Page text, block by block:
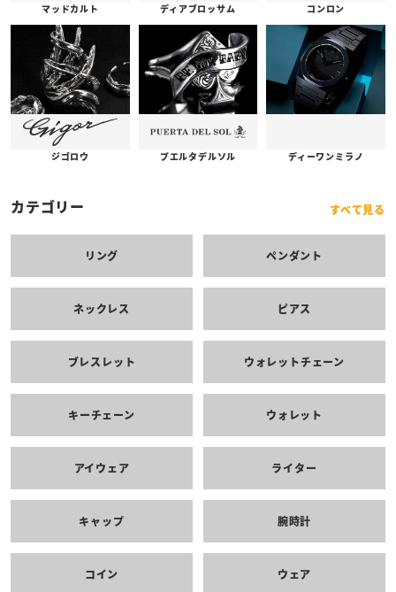
マッドカルト ディアブロッサム コンロン
ジゴロウ プエルタデルソル ディーワンミラノ
カテゴリー すべて見る
リング ペンダント
ネックレス ピアス
ブレスレット ウォレットチェーン
キーチェーン ウォレット
アイウェア ライター
キャップ 腕時計
コイン ウェア